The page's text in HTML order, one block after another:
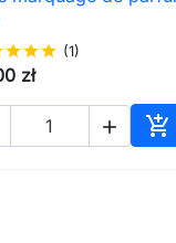
starstarstar (1)
zł
 